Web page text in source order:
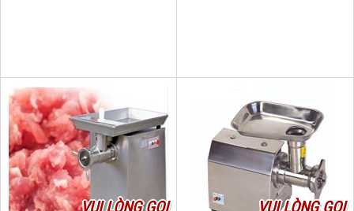
VUI LÒNG GỌI VUI LÒNG GỌI